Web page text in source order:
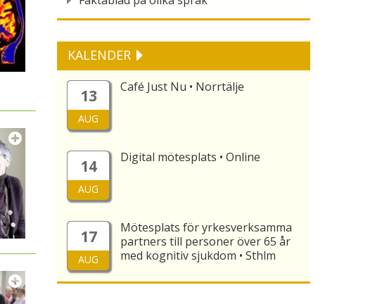
KALENDER
13
AUG
Café Just Nu • Norrtälje
14
AUG
Digital mötesplats • Online
17
AUG
Mötesplats för yrkesverksamma
partners till personer över 65 år
med kognitiv sjukdom • Sthlm